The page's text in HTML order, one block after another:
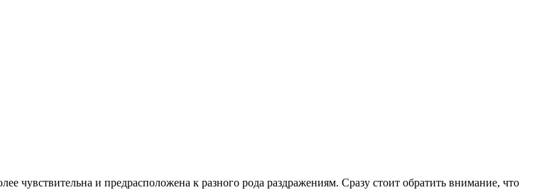
и предрасположена к разного рода раздражениям. Сразу стоит обратить внимание, что